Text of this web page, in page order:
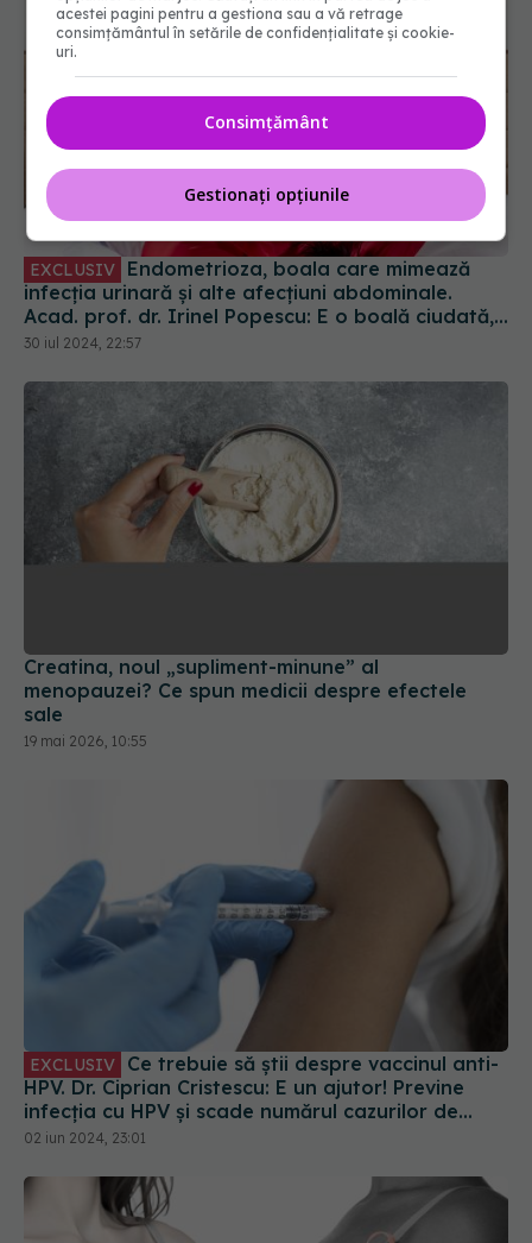
EXCLUSIV Endometrioza, boala care mimează
infecția urinară și alte afecțiuni abdominale.
Acad. prof. dr. Irinel Popescu: E o boală ciudată,
misterioasă
30 iul 2024, 22:57
Creatina, noul „supliment-minune” al
EXCLUSIV
HPV. Dr. Ciprian Cristescu: E un ajutor! Previne
infecția cu HPV și scade numărul cazurilor de
cancer de col uterin
acestei pagini pentru a gestiona sau a vă retrage
consimțământul în setările de confidențialitate și cookie-
uri.
Consimțământ
Gestionați opțiunile